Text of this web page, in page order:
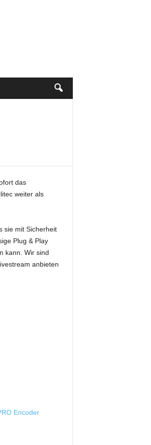
das
weiter als
sie mit Sicherheit
Plug & Play
kann. Wir sind
anbieten
Encoder